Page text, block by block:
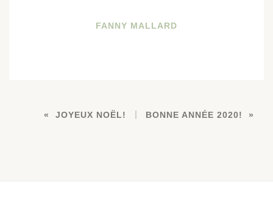
FANNY MALLARD
JOYEUX NOËL! BONNE ANNÉE 2020!